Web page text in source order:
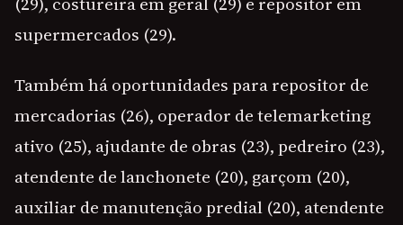
supermercados (29).
Também há oportunidades para repositor de
mercadorias (26), operador de telemarketing
ativo (25), ajudante de obras (23), pedreiro (23),
atendente de lanchonete (20), garçom (20),
auxiliar de manutenção predial (20), atendente